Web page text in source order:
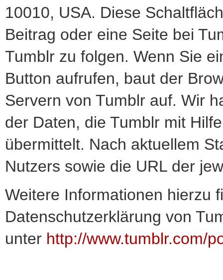
10010, USA. Diese
Beitrag oder eine Seite bei
Tumblr zu folgen. Wenn Sie
Button aufrufen, baut der
Servern von Tumblr auf. Wir
der Daten, die Tumblr mit
übermittelt. Nach aktuellem
Nutzers sowie die URL der
Weitere Informationen hierzu
Datenschutzerklärung von
unter http://www.tumblr.com/